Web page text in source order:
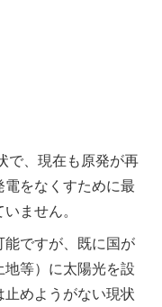
で、現在も原発が再
をなくすために最
ません。
ですが、既に国が
等）に太陽光を設
めようがない現状